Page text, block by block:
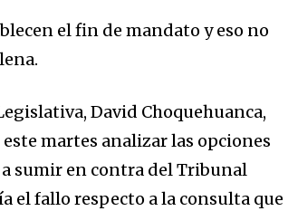
el fin de mandato y eso no
David Choquehuanca,
martes analizar las opciones
a sumir en contra del Tribunal
el fallo respecto a la consulta que